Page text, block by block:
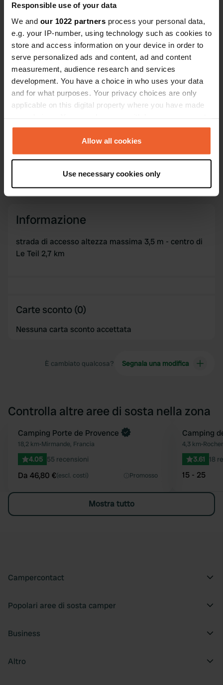
Responsible use of your data
We and our 1022 partners process your personal data,
e.g. your IP-number, using technology such as cookies to
store and access information on your device in order to
serve personalized ads and content, ad and content
measurement, audience research and services
development. You have a choice in who uses your data
and for what purposes. Your privacy choices are only
applicable on this digital property where you have made
any time from the Cookie Declaration or by clicking on
the Privacy trigger icon.
Collect information about your geographical location
which can be accurate to within several meters
specific characteristics (fingerprinting)
and set your preferences in thedetails section.
may combine it with other information that you’ve
Allow all cookies
Use necessary cookies only
44.56812911 4.69587564
Copia
Codice sito
113095 Copia
Upgrade a
per tutti i dettagli di contatto
Mappa
Chiama il luogo.
Informazione
strada di accesso altezza massima 3,5 m - centro di
Le Teil 2,7 km
Carte sconto (0)
Nessuna carta sconto accettata
È cambiato qualcosa? Segnala una modifica
Controlla altre aree di sosta nella zona
Preferito
Prenota ora
Camping Porte de Provence
18,2 km•Mirmande, Francia
4.05 55 recensioni
Da 46,80 €(escl. costi) Promosso
Camping
4,3 km•
3.61 18
15 - 25
Mostra tutto
Campercontact
Popolari aree di sosta camper
Business
Altro